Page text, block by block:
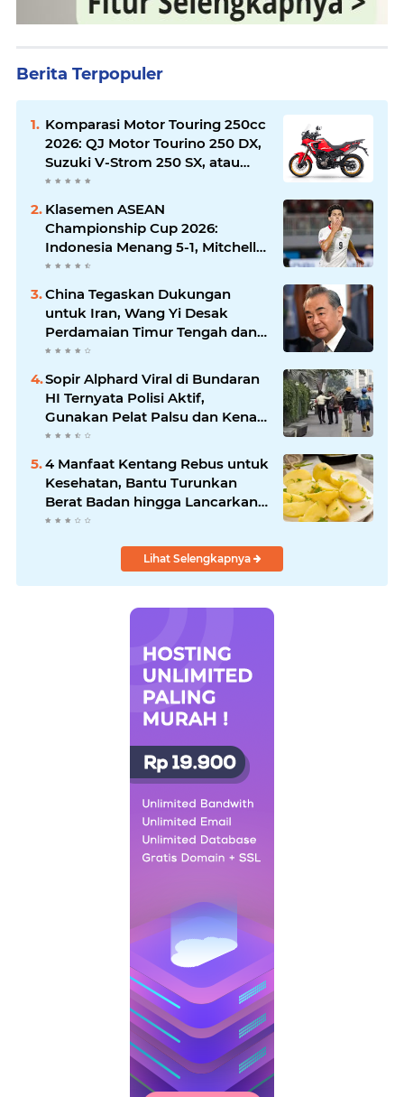
Berita Terpopuler
Komparasi Motor Touring 250cc
2026: QJ Motor Tourino 250 DX,
Suzuki V-Strom 250 SX, atau
Kawasaki Versys-X 250?
Klasemen ASEAN
Championship Cup 2026:
Indonesia Menang 5-1, Mitchell
Baker Hattrick dan Puncaki Top
Skor
China Tegaskan Dukungan
untuk Iran, Wang Yi Desak
Perdamaian Timur Tengah dan
Soroti Ketegangan dengan AS
Sopir Alphard Viral di Bundaran
HI Ternyata Polisi Aktif,
Gunakan Pelat Palsu dan Kena
Tilang
4 Manfaat Kentang Rebus untuk
Kesehatan, Bantu Turunkan
Berat Badan hingga Lancarkan
Pencernaan
Lihat Selengkapnya